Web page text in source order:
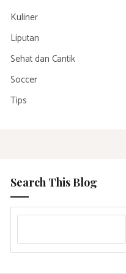
Kuliner
Liputan
Sehat dan Cantik
Soccer
Tips
Search This Blog